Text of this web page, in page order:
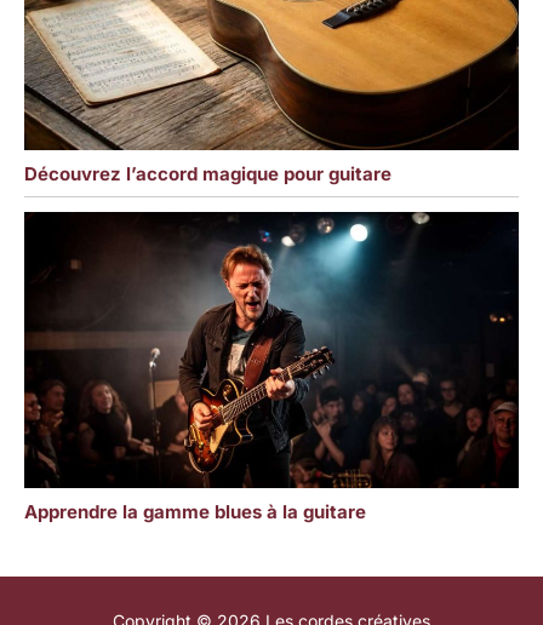
Découvrez l’accord magique pour guitare
Apprendre la gamme blues à la guitare